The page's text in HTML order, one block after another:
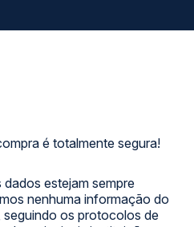
é totalmente segura!
estejam sempre
nenhuma informação do
os protocolos de